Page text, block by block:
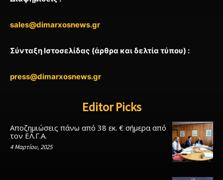
sales@dimarxosnews.gr
Σύνταξη Ιστοσελίδας (άρθρα και δελτία τύπου) :
press@dimarxosnews.gr
Editor Picks
Αποζημιώσεις πάνω από 38 εκ. € σήμερα από
τον ΕΛ.Γ.Α.
4 Μαρτίου, 2025